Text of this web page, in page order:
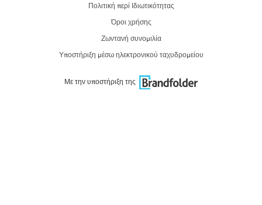
Πολιτική περί Ιδιωτικότητας
Όροι χρήσης
Ζωντανή συνομιλία
Υποστήριξη μέσω ηλεκτρονικού ταχυδρομείου
Με την υποστήριξη της